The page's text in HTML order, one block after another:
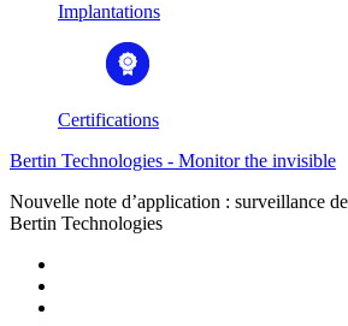
Implantations
Certifications
Bertin Technologies - Monitor the invisible
Nouvelle note d’application : surveillance
Bertin Technologies